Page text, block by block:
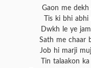
Gaon me
Tis ki bhi
Dwkh le ye
Sath me chaar
Job hi marji
Tin talaakon